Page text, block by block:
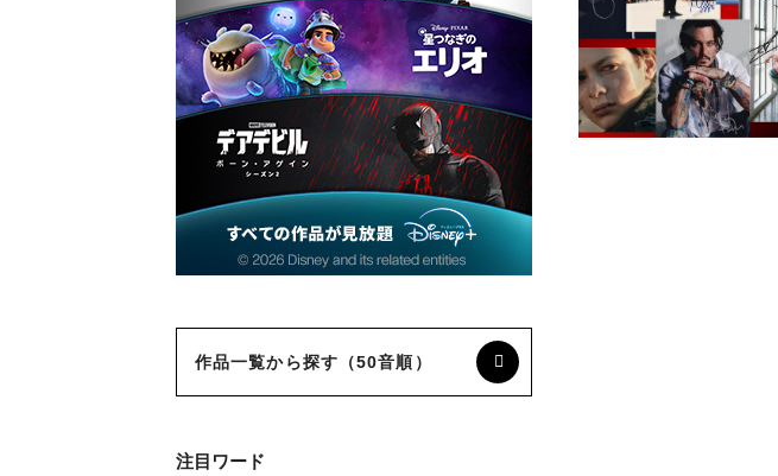
作品一覧から探す（50音順）
注目ワード